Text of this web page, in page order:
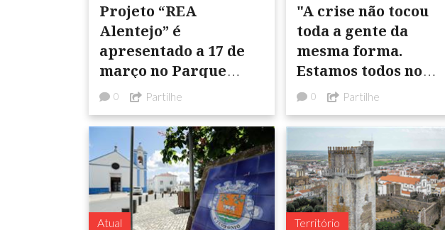
Projeto “REA
Alentejo” é
apresentado a 17 de
março no Parque
Biológico da Cabeça
Gorda
0 Partilhe
"A crise não tocou
toda a gente da
mesma forma.
Estamos todos no
mesmo mar, mas não
vamos todos no
mesmo barco"
0 Partilhe
Atual Território